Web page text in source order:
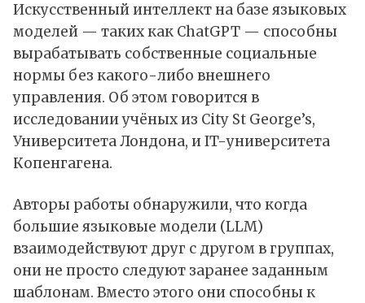
Искусственный интеллект на базе языковых
моделей — таких как ChatGPT — способны
вырабатывать собственные социальные
нормы без какого-либо внешнего
управления. Об этом говорится в
исследовании учёных из City St George’s,
Университета Лондона, и IT-университета
Копенгагена.
Авторы работы обнаружили, что когда
большие языковые модели (LLM)
взаимодействуют друг с другом в группах,
они не просто следуют заранее заданным
шаблонам. Вместо этого они способны к